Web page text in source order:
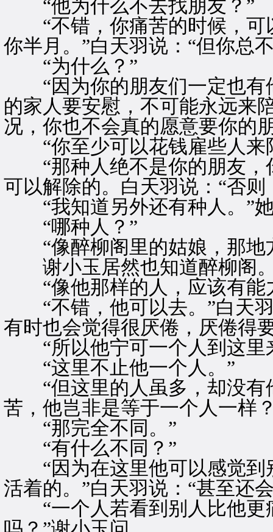
“他为什么不去找朋友？”
“不错，你痛苦的时候，可
你半月。”白天羽说：“但你总
“为什么？”
“因为你的朋友们一定也有
的家人要安慰，不可能永远来
况，你也不会真的愿意要你的
“你至少可以花钱雇些人来
“那种人绝不是你的朋友，
可以解除的。白天羽说：“否
“我知道另外还有种人。”她
“哪种人？”
“像醉柳阁里的姑娘，那地
谢小玉居然也知道醉柳阁
“像他那样的人，应该有能
“不错，他可以去。”白天羽
有时也会觉得很厌倦，厌倦得
“所以他宁可一个人到这里
“这里不止他一个人。”
“但这里的人虽多，却没有
苦，他岂非是等于一个人一样
“那完全不同。”
“有什么不同？”
“因为在这里他可以感觉到
活着的。”白天羽说：“甚至还
“一个人若看到别人比他更